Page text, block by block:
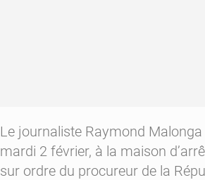
Le journaliste Raymond Malonga
mardi 2 février, à la maison
sur ordre du procureur de la